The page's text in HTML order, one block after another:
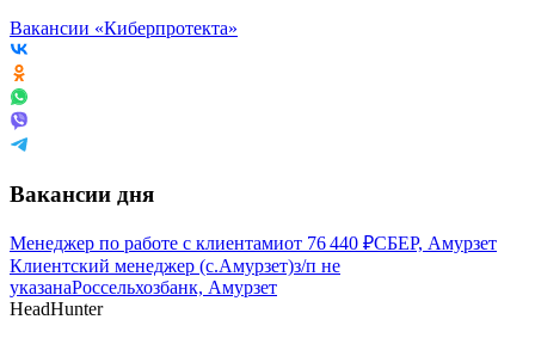
Вакансии «Киберпротекта»
Вакансии дня
Менеджер по работе с клиентамиот 76 440 ₽СБЕР, Амурзет
Клиентский менеджер (с.Амурзет)з/п не
указанаРоссельхозбанк, Амурзет
HeadHunter